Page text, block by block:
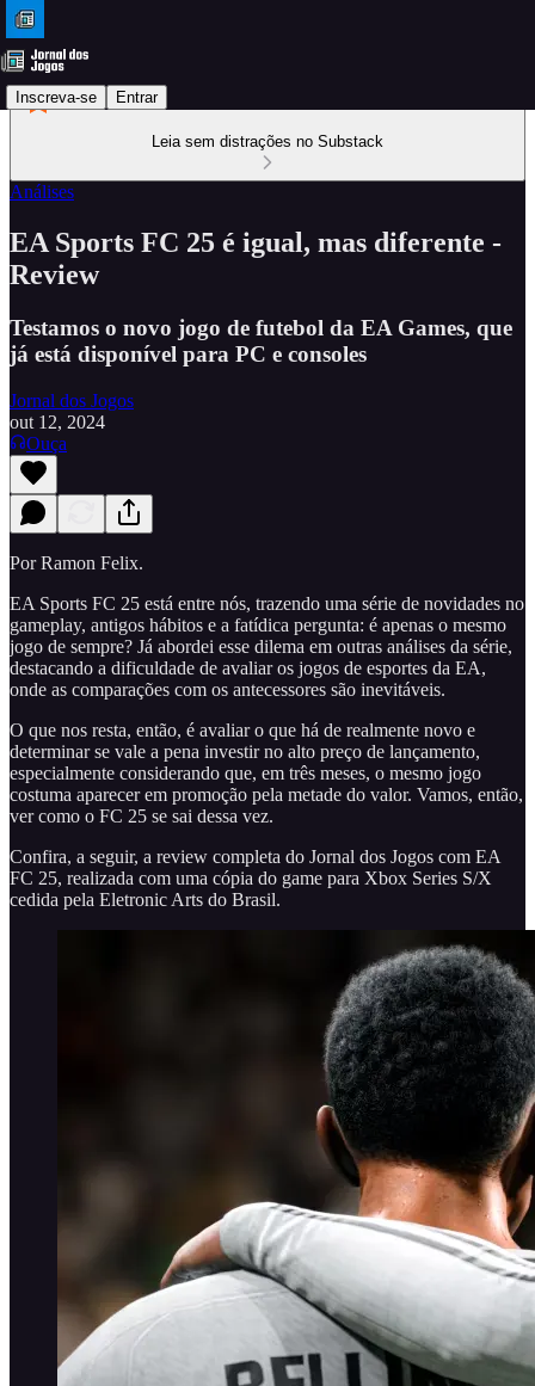
Inscreva-se Entrar
Leia sem distrações no Substack
Análises
EA Sports FC 25 é igual, mas diferente -
Review
Testamos o novo jogo de futebol da EA Games, que
já está disponível para PC e consoles
Jornal dos Jogos
out 12, 2024
Ouça
Por Ramon Felix.
EA Sports FC 25 está entre nós, trazendo uma série de novidades no
gameplay, antigos hábitos e a fatídica pergunta: é apenas o mesmo
jogo de sempre? Já abordei esse dilema em outras análises da série,
destacando a dificuldade de avaliar os jogos de esportes da EA,
onde as comparações com os antecessores são inevitáveis.
O que nos resta, então, é avaliar o que há de realmente novo e
determinar se vale a pena investir no alto preço de lançamento,
especialmente considerando que, em três meses, o mesmo jogo
costuma aparecer em promoção pela metade do valor. Vamos, então,
ver como o FC 25 se sai dessa vez.
Confira, a seguir, a review completa do Jornal dos Jogos com EA
FC 25, realizada com uma cópia do game para Xbox Series S/X
cedida pela Eletronic Arts do Brasil.